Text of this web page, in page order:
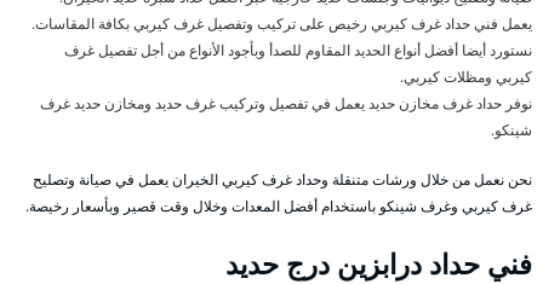
يعمل فني حداد غرف كيربي رخيص على تركيب وتفصيل غرف كيربي بكافة المقاسات.
نستورد أيضا أفضل أنواع الحديد المقاوم للصدأ وبأجود الأنواع من أجل تفصيل غرف
كيربي ومظلات كيربي.
نوفر حداد غرف مخازن حديد يعمل في تفصيل وتركيب غرف حديد ومخازن حديد غرف
شينكو.
نحن نعمل من خلال ورشات متنقلة وحداد غرف كيربي الخيران يعمل في صيانة وتصليح
غرف كيربي وغرف شينكو باستخدام أفضل المعدات وخلال وقت قصير وبأسعار رخيصة.
فني حداد درابزين درج حديد